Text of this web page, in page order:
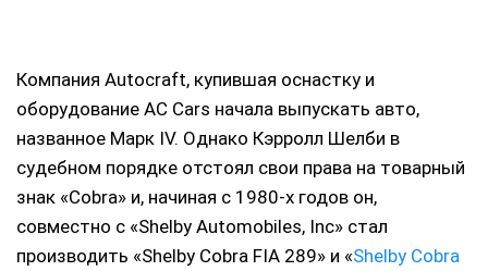
Компания Autocraft, купившая оснастку и
оборудование AC Cars начала выпускать авто,
названное Марк IV. Однако Кэрролл Шелби в
судебном порядке отстоял свои права на товарный
знак «Cobra» и, начиная с 1980-х годов он,
совместно с «Shelby Automobiles, Inc» стал
производить «Shelby Cobra FIA 289» и «Shelby Cobra